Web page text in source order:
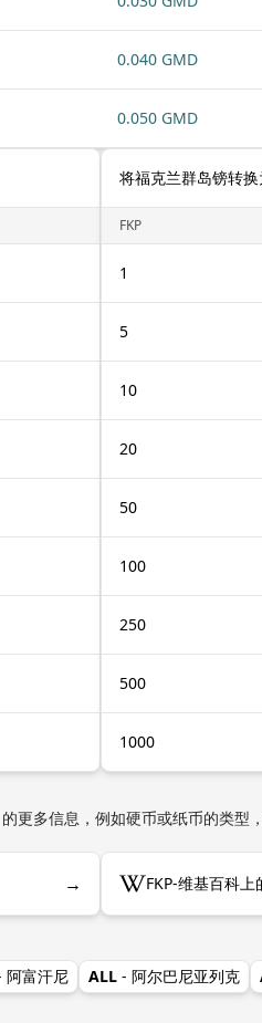
0.040 GMD
0.050 GMD
将福克兰群岛镑转
FKP
1
5
10
20
50
100
250
500
1000
更多信息，例如硬币或纸币的类
→ FKP-维基百科
阿富汗尼 ALL - 阿尔巴尼亚列克